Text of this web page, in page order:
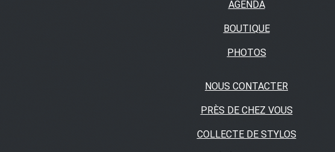
AGENDA
BOUTIQUE
PHOTOS
NOUS CONTACTER
PRÈS DE CHEZ VOUS
COLLECTE DE STYLOS